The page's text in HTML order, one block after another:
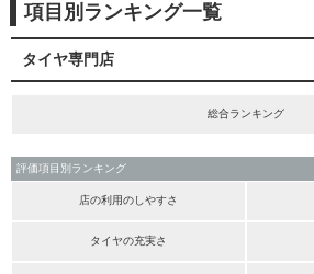
項目別ランキング一覧
タイヤ専門店
総合ランキング
評価項目別ランキング
店の利用のしやすさ
タイヤの充実さ